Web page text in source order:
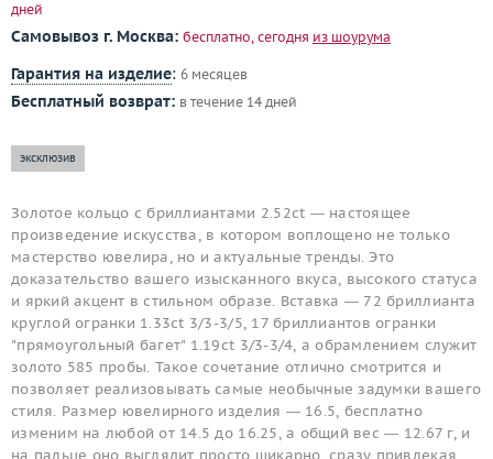
дней
Самовывоз г. Москва: бесплатно, сегодня из шоурума
Гарантия на изделие: 6 месяцев
Бесплатный возврат: в течение 14 дней
эксклюзив
Золотое кольцо с бриллиантами 2.52ct — настоящее
произведение искусства, в котором воплощено не только
мастерство ювелира, но и актуальные тренды. Это
доказательство вашего изысканного вкуса, высокого статуса
и яркий акцент в стильном образе. Вставка — 72 бриллианта
круглой огранки 1.33ct 3/3-3/5, 17 бриллиантов огранки
"прямоугольный багет" 1.19ct 3/3-3/4, а обрамлением служит
золото 585 пробы. Такое сочетание отлично смотрится и
позволяет реализовывать самые необычные задумки вашего
стиля. Размер ювелирного изделия — 16.5, бесплатно
изменим на любой от 14.5 до 16.25, а общий вес — 12.67 г, и
на пальце оно выглядит просто шикарно, сразу привлекая